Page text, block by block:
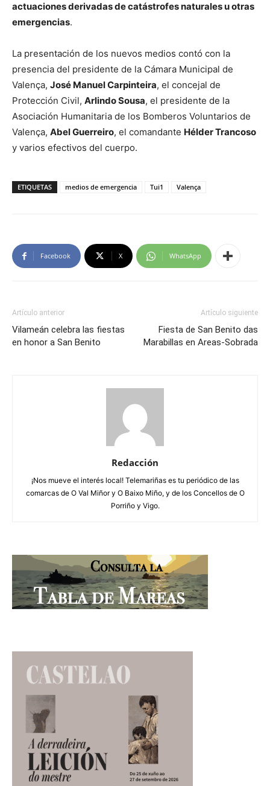
actuaciones derivadas de catástrofes naturales u otras
emergencias.
La presentación de los nuevos medios contó con la
presencia del presidente de la Cámara Municipal de
Valença, José Manuel Carpinteira, el concejal de
Protección Civil, Arlindo Sousa, el presidente de la
Asociación Humanitaria de los Bomberos Voluntarios de
Valença, Abel Guerreiro, el comandante Hélder Trancoso
y varios efectivos del cuerpo.
ETIQUETAS medios de emergencia Tui1 Valença
Facebook X WhatsApp
Artículo anterior
Vilameán celebra las fiestas
en honor a San Benito
Artículo siguiente
Fiesta de San Benito das
Marabillas en Areas-Sobrada
Redacción
¡Nos mueve el interés local! Telemariñas es tu periódico de las
comarcas de O Val Miñor y O Baixo Miño, y de los Concellos de O
Porriño y Vigo.